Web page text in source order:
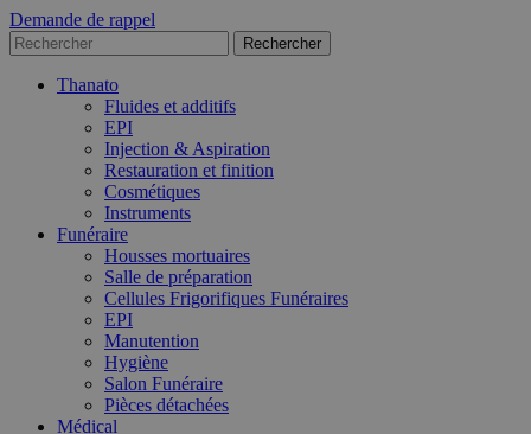
Demande de rappel
Thanato
Fluides et additifs
EPI
Injection & Aspiration
Restauration et finition
Cosmétiques
Instruments
Funéraire
Housses mortuaires
Salle de préparation
Cellules Frigorifiques Funéraires
EPI
Manutention
Hygiène
Salon Funéraire
Pièces détachées
Médical